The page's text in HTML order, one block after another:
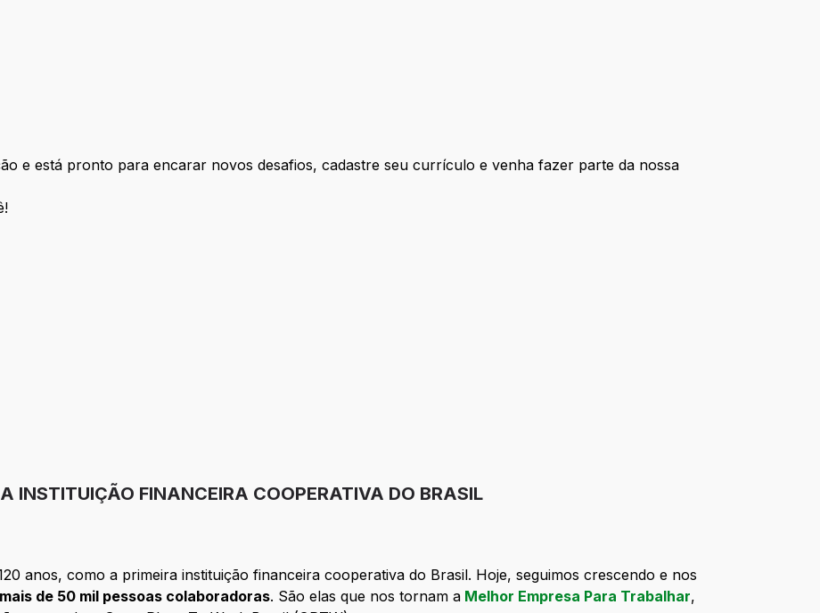
e está pronto para encarar novos desafios, cadastre seu currículo e venha fazer parte da nossa
INSTITUIÇÃO FINANCEIRA COOPERATIVA DO BRASIL
anos, como a primeira instituição financeira cooperativa do Brasil. Hoje, seguimos crescendo e nos
mais de 50 mil pessoas colaboradoras. São elas que nos tornam a Melhor Empresa Para Trabalhar,